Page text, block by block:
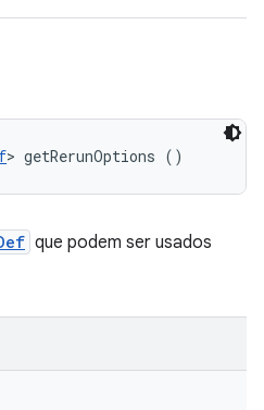
> getRerunOptions ()
que podem ser usados